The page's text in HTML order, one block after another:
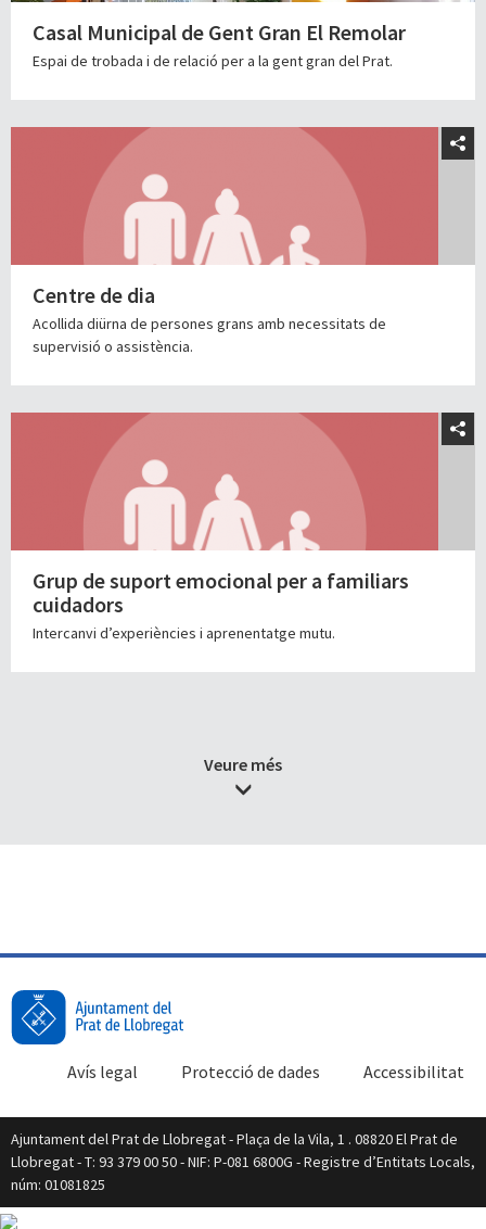
Casal Municipal de Gent Gran El Remolar
Espai de trobada i de relació per a la gent gran del Prat.
Centre de dia
Acollida diürna de persones grans amb necessitats de
supervisió o assistència.
Grup de suport emocional per a familiars
cuidadors
Intercanvi d’experiències i aprenentatge mutu.
Veure més
Accessibilitat
Protecció de dades
Avís legal
Ajuntament del Prat de Llobregat - Plaça de la Vila, 1 . 08820 El Prat de
Llobregat - T: 93 379 00 50 - NIF: P-081 6800G - Registre d’Entitats Locals,
núm: 01081825